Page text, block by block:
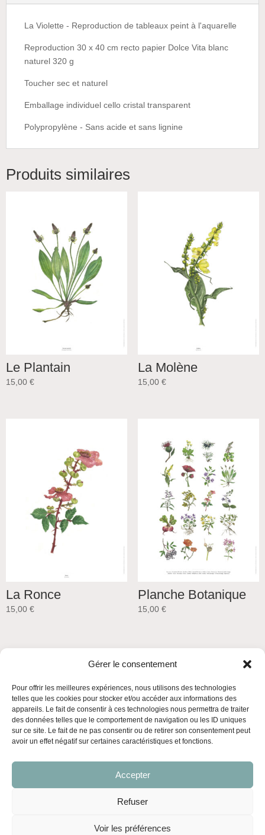
Gérer le consentement
Pour offrir les meilleures expériences, nous utilisons des technologies
telles que les cookies pour stocker et/ou accéder aux informations des
appareils. Le fait de consentir à ces technologies nous permettra de traiter
des données telles que le comportement de navigation ou les ID uniques
sur ce site. Le fait de ne pas consentir ou de retirer son consentement peut
avoir un effet négatif sur certaines caractéristiques et fonctions.
Accepter
Refuser
Voir les préférences
La Violette - Reproduction de tableaux peint à l'aquarelle
Reproduction 30 x 40 cm recto papier Dolce Vita blanc
naturel 320 g
Toucher sec et naturel
Emballage individuel cello cristal transparent
Polypropylène - Sans acide et sans lignine
Produits similaires
Le Plantain
15,00 €
La Molène
15,00 €
La Ronce
15,00 €
Planche Botanique
15,00 €
Mentions légales
Politique de confidentialité
Conditions générales de vente
Politique de cookies (UE)